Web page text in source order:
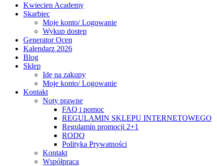
Kwiecien Academy
Skarbiec
Moje konto/ Logowanie
Wykup dostęp
Generator Ocen
Kalendarz 2026
Blog
Sklep
Idę na zakupy
Moje konto/ Logowanie
Kontakt
Noty prawne
FAQ i pomoc
REGULAMIN SKLEPU INTERNETOWEGO
Regulamin promocji 2+1
RODO
Polityka Prywatności
Kontakt
Współpraca